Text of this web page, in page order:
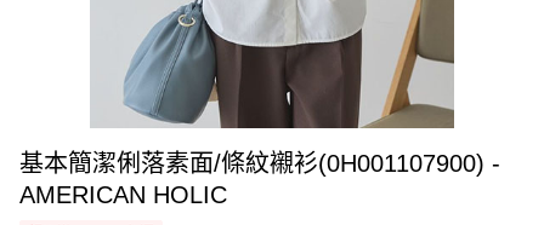
基本簡潔俐落素面/條紋襯衫(0H001107900) -
AMERICAN HOLIC